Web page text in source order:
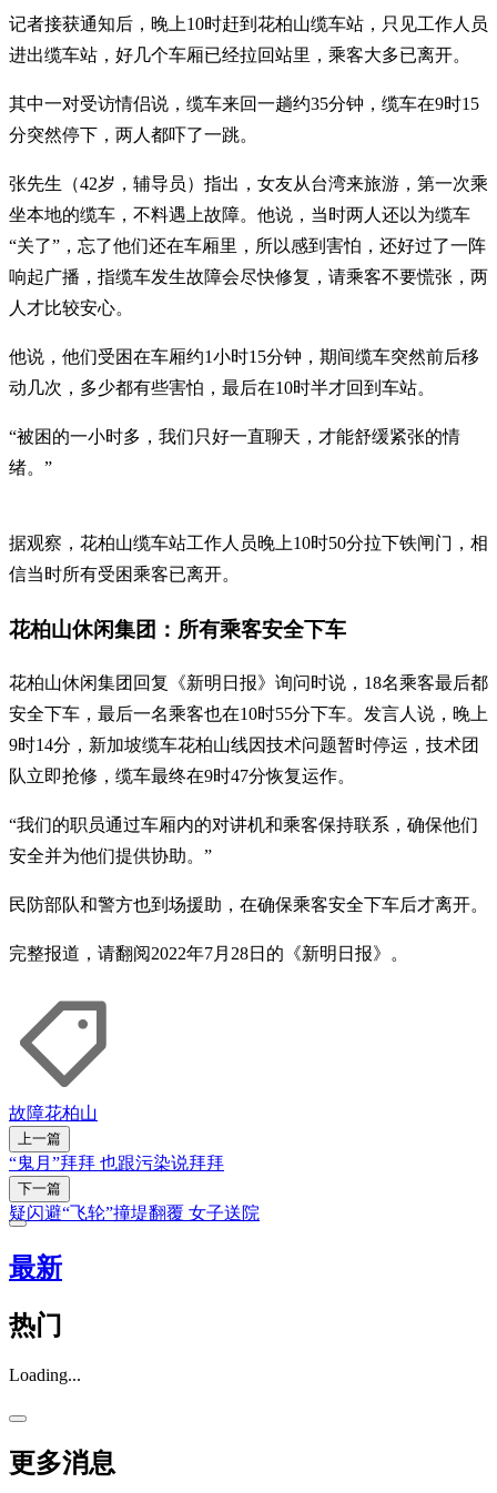
记者接获通知后，晚上10时赶到花柏山缆车站，只见工作人员
进出缆车站，好几个车厢已经拉回站里，乘客大多已离开。
其中一对受访情侣说，缆车来回一趟约35分钟，缆车在9时15
分突然停下，两人都吓了一跳。
张先生（42岁，辅导员）指出，女友从台湾来旅游，第一次乘
坐本地的缆车，不料遇上故障。他说，当时两人还以为缆车
“关了”，忘了他们还在车厢里，所以感到害怕，还好过了一阵
响起广播，指缆车发生故障会尽快修复，请乘客不要慌张，两
人才比较安心。
他说，他们受困在车厢约1小时15分钟，期间缆车突然前后移
动几次，多少都有些害怕，最后在10时半才回到车站。
“被困的一小时多，我们只好一直聊天，才能舒缓紧张的情
绪。”
据观察，花柏山缆车站工作人员晚上10时50分拉下铁闸门，相
信当时所有受困乘客已离开。
花柏山休闲集团：所有乘客安全下车
花柏山休闲集团回复《新明日报》询问时说，18名乘客最后都
安全下车，最后一名乘客也在10时55分下车。发言人说，晚上
9时14分，新加坡缆车花柏山线因技术问题暂时停运，技术团
队立即抢修，缆车最终在9时47分恢复运作。
“我们的职员通过车厢内的对讲机和乘客保持联系，确保他们
安全并为他们提供协助。”
民防部队和警方也到场援助，在确保乘客安全下车后才离开。
完整报道，请翻阅2022年7月28日的《新明日报》。
故障花柏山
上一篇
“鬼月”拜拜 也跟污染说拜拜
下一篇
疑闪避“飞轮”撞堤翻覆 女子送院
最新
热门
Loading...
更多消息